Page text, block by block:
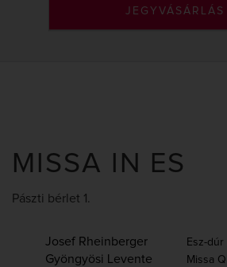
JEGYVÁSÁRLÁS
MISSA IN ES
Pászti bérlet 1.
Josef Rheinberger Esz-dúr
Gyöngyösi Levente
Missa